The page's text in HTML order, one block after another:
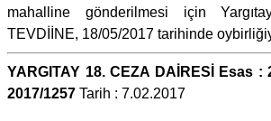
mahalline gönderilmesi için Yargıtay
TEVDİİNE, 18/05/2017 tarihinde
YARGITAY 18. CEZA DAİRESİ Esas :
2017/1257 Tarih : 7.02.2017